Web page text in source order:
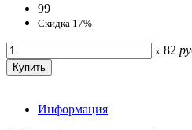
99
Скидка 17%
x 82
Информация